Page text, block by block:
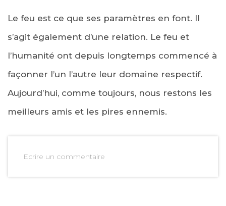
Le feu est ce que ses paramètres en font. Il
s’agit également d’une relation. Le feu et
l’humanité ont depuis longtemps commencé à
façonner l’un l’autre leur domaine respectif.
Aujourd’hui, comme toujours, nous restons les
meilleurs amis et les pires ennemis.
Ecrire un commentaire